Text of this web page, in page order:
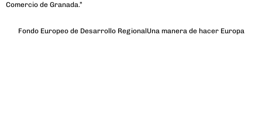
Comercio de Granada.”
Fondo Europeo de Desarrollo RegionalUna manera de hacer Europa